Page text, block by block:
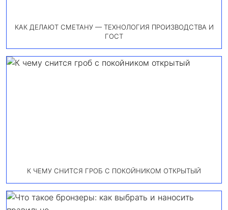
КАК ДЕЛАЮТ СМЕТАНУ — ТЕХНОЛОГИЯ ПРОИЗВОДСТВА И
ГОСТ
К ЧЕМУ СНИТСЯ ГРОБ С ПОКОЙНИКОМ ОТКРЫТЫЙ